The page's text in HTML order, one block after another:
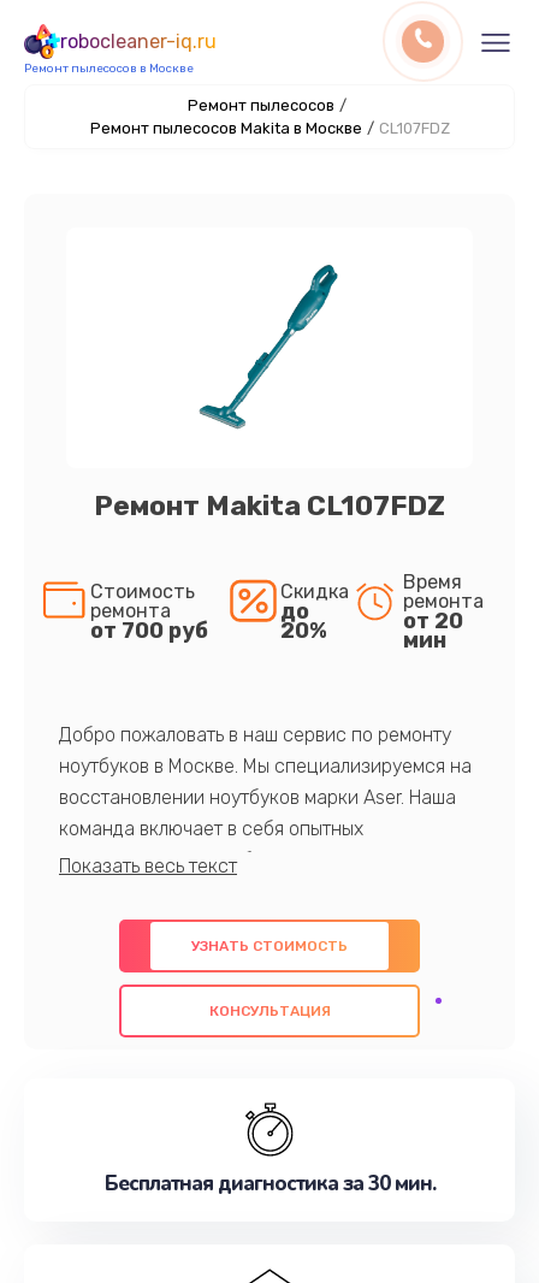
robocleaner-iq.ru
Ремонт пылесосов в Москве
Ремонт пылесосов /
Ремонт пылесосов Makita в Москве / CL107FDZ
Ремонт Makita CL107FDZ
Стоимость
ремонта
от 700 руб
Скидка
до
20%
Время
ремонта
от 20
мин
Добро пожаловать в наш сервис по ремонту
ноутбуков в Москве. Мы специализируемся на
восстановлении ноутбуков марки Aser. Наша
команда включает в себя опытных
профессионалов с обширными знаниями и
предлагаем быстрый и качественный ремонт с
использованием оригинальных компонентов, а
также гарантируем качество всех
проведенных работ. Наша цель - предоставить
наилучшим образом. Не медлите записаться на
УЗНАТЬ СТОИМОСТЬ
КОНСУЛЬТАЦИЯ
Бесплатная диагностика за 30 мин.